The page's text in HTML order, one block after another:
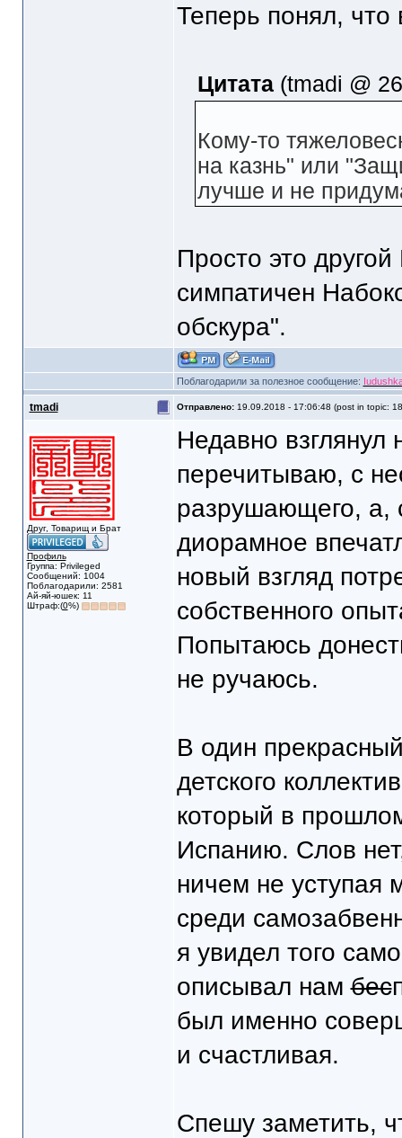
Теперь понял,
Цитата(tmadi @
Кому-то
на казнь" или
лучше и не
Просто это
симпатичен
обскура".
Поблагодарили за полезное сообщение:
tmadi Отправлено: 19.09.2018 - 17:06:48 (post in topic:
Друг, Товарищ и Брат
Профиль
Группа: Privileged
Сообщений: 1004
Поблагодарили: 2581
Ай-яй-юшек: 11
Штраф:(0%)
Недавно взглянул
перечитываю, с
разрушающего, а,
диорамное
новый взгляд
собственного
Попытаюсь
не ручаюсь.
В один
детского
который в
Испанию. Слов
ничем не уступая
среди
я увидел того
описывал намбес
был именно
и счастливая.
Спешу заметить,